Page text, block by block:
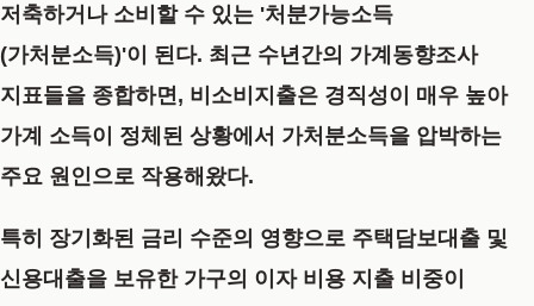
저축하거나 소비할 수 있는 '처분가능소득
(가처분소득)'이 된다. 최근 수년간의 가계동향조사
지표들을 종합하면, 비소비지출은 경직성이 매우 높아
가계 소득이 정체된 상황에서 가처분소득을 압박하는
주요 원인으로 작용해왔다.
특히 장기화된 금리 수준의 영향으로 주택담보대출 및
신용대출을 보유한 가구의 이자 비용 지출 비중이